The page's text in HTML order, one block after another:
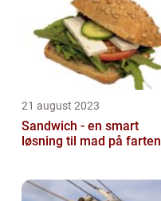
21 august 2023
Sandwich - en smart
løsning til mad på farten